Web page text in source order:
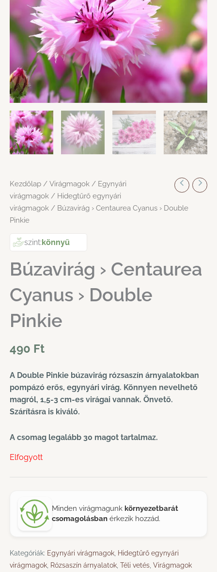
Kezdőlap / Virágmagok / Egynyári
virágmagok / Hidegtűrő egynyári
virágmagok / Búzavirág › Centaurea Cyanus › Double
Pinkie
szint:könnyű
Búzavirág › Centaurea
Cyanus › Double
Pinkie
490 Ft
A Double Pinkie búzavirág rózsaszín árnyalatokban
pompázó erős, egynyári virág. Könnyen nevelhető
magról, 1,5-3 cm-es virágai vannak. Önvető.
Szárításra is kiváló.
A csomag legalább 30 magot tartalmaz.
Elfogyott
Minden virágmagunk környezetbarát
csomagolásban érkezik hozzád.
Kategóriák: Egynyári virágmagok Hidegtűrő egynyári
virágmagok Rózsaszín árnyalatok Téli vetés Virágmagok